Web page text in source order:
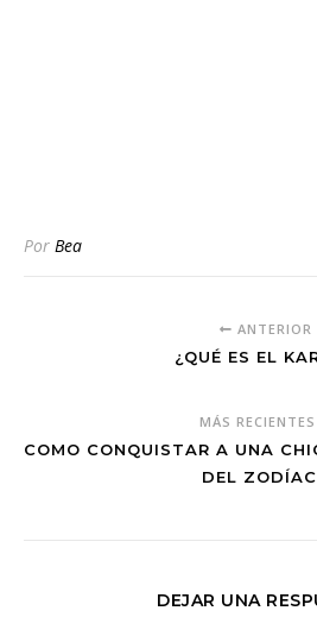
Por Bea
ANTERIOR
¿QUÉ ES EL
MÁS RECIENTES
COMO CONQUISTAR A UNA
DEL
DEJAR UNA